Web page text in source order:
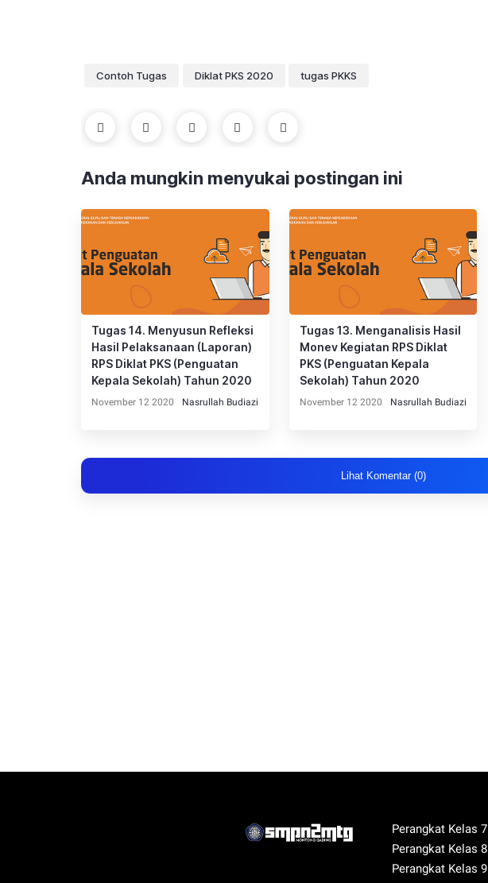
Contoh Tugas Diklat PKS 2020 tugas PKKS
Anda mungkin menyukai postingan ini
Tugas 14. Menyusun Refleksi
Hasil Pelaksanaan (Laporan)
RPS Diklat PKS (Penguatan
Kepala Sekolah) Tahun 2020
November 12 2020 Nasrullah Budiazi
Tugas 13. Menganalisis Hasil
Monev Kegiatan RPS Diklat
PKS (Penguatan Kepala
Sekolah) Tahun 2020
November 12 2020 Nasrullah Budiazi
Lihat Komentar (0)
Perangkat Kelas 7
Perangkat Kelas 8
Perangkat Kelas 9